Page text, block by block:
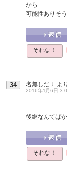
から
可能性ありそう
それな！
34 名無しだＪ より
2016年1月6日
後継なんてば
それな！